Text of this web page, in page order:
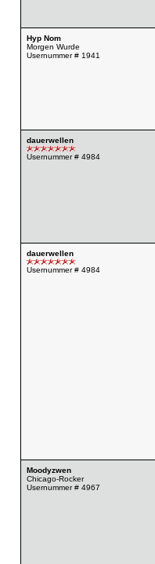
Hyp Nom
Morgen Wurde
Usernummer # 1941
dauerwellen
Usernummer # 4984
dauerwellen
Usernummer # 4984
Moodyzwen
Chicago-Rocker
Usernummer # 4967